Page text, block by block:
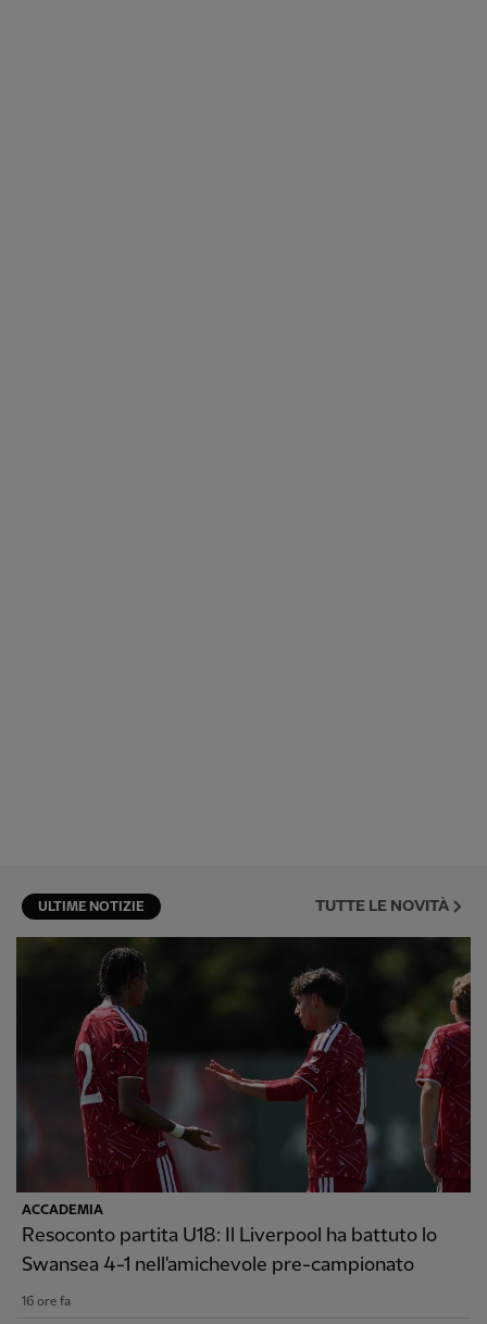
ULTIME NOTIZIE TUTTE LE NOVITÀ
ACCADEMIA
Resoconto partita U18: Il Liverpool ha battuto lo
Swansea 4-1 nell'amichevole pre-campionato
16 ore fa